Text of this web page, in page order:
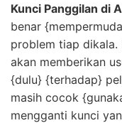
Kunci Panggilan di
benar
problem tiap dikala.
akan memberikan
{dulu} {terhadap}
masih cocok
mengganti kunci